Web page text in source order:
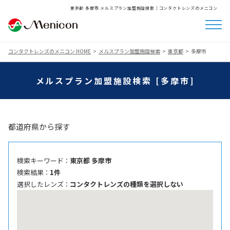
東京都 多摩市 メルスプラン加盟施設検索│コンタクトレンズのメニコン
コンタクトレンズのメニコン HOME メルスプラン加盟施設検索 東京都 多摩市
メルスプラン加盟施設検索 [多摩市]
都道府県から探す
検索キーワード ： 東京都 多摩市
検索結果 ： 1件
選択したレンズ ： コンタクトレンズの種類を選択しない